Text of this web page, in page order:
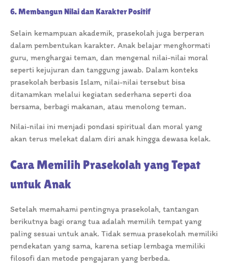
6. Membangun Nilai dan Karakter Positif
Selain kemampuan akademik, prasekolah juga berperan
dalam pembentukan karakter. Anak belajar menghormati
guru, menghargai teman, dan mengenal nilai-nilai moral
seperti kejujuran dan tanggung jawab. Dalam konteks
prasekolah berbasis Islam, nilai-nilai tersebut bisa
ditanamkan melalui kegiatan sederhana seperti doa
bersama, berbagi makanan, atau menolong teman.
Nilai-nilai ini menjadi pondasi spiritual dan moral yang
akan terus melekat dalam diri anak hingga dewasa kelak.
Cara Memilih Prasekolah yang Tepat
untuk Anak
Setelah memahami pentingnya prasekolah, tantangan
berikutnya bagi orang tua adalah memilih tempat yang
paling sesuai untuk anak. Tidak semua prasekolah memiliki
pendekatan yang sama, karena setiap lembaga memiliki
filosofi dan metode pengajaran yang berbeda.